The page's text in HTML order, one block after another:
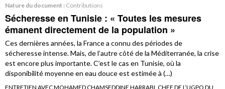
Nature du document : Contributions
Sécheresse en Tunisie : « Toutes les mesures
émanent directement de la population »
Ces dernières années, la France a connu des périodes de
sécheresse intense. Mais, de l’autre côté de la Méditerranée, la crise
est encore plus importante. C’est le cas en Tunisie, où la
disponibilité moyenne en eau douce est estimée à (…)
ENTRETIEN AVEC MOHAMED CHAMSEDDINE HARRABI, CHEF DE L’UGPO DU